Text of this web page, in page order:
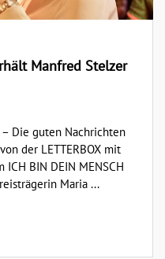
Manfred Stelzer
– Die guten Nachrichten
der LETTERBOX mit
BIN DEIN MENSCH
Maria ...